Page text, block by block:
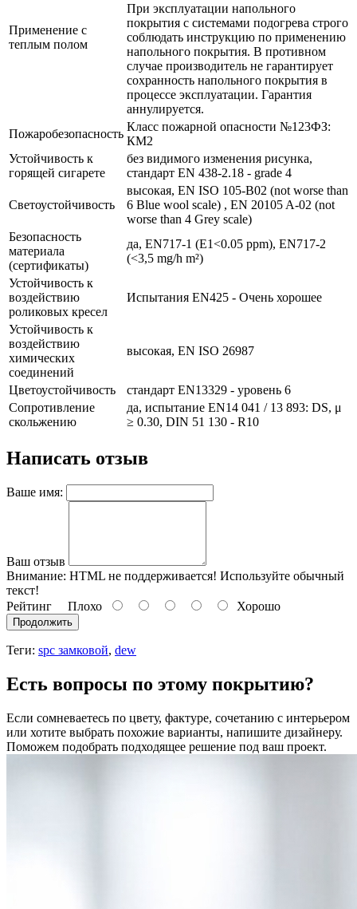
Применение с
теплым полом
При эксплуатации напольного
покрытия с системами подогрева строго
соблюдать инструкцию по применению
напольного покрытия. В противном
случае производитель не гарантирует
сохранность напольного покрытия в
процессе эксплуатации. Гарантия
аннулируется.
Пожаробезопасность
Класс пожарной опасности №123ФЗ:
КМ2
Устойчивость к
горящей сигарете
без видимого изменения рисунка,
стандарт EN 438-2.18 - grade 4
Светоустойчивость
высокая, EN ISO 105-B02 (not worse than
6 Blue wool scale) , EN 20105 A-02 (not
worse than 4 Grey scale)
Безопасность
материала
(сертификаты)
да, EN717-1 (E1<0.05 ppm), EN717-2
(<3,5 mg/h m²)
Устойчивость к
воздействию
роликовых кресел
Испытания EN425 - Очень хорошее
Устойчивость к
воздействию
химических
соединений
высокая, EN ISO 26987
Цветоустойчивость
стандарт EN13329 - уровень 6
Сопротивление
скольжению
да, испытание EN14 041 / 13 893: DS, μ
≥ 0.30, DIN 51 130 - R10
Написать отзыв
Ваше имя:
Ваш отзыв
Внимание: HTML не поддерживается! Используйте обычный
текст!
Рейтинг Плохо Хорошо
Продолжить
Теги: spc замковой, dew
Есть вопросы по этому покрытию?
Если сомневаетесь по цвету, фактуре, сочетанию с интерьером
или хотите выбрать похожие варианты, напишите дизайнеру.
Поможем подобрать подходящее решение под ваш проект.